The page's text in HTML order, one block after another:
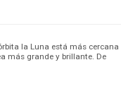
la Luna está más cercana
más grande y brillante. De